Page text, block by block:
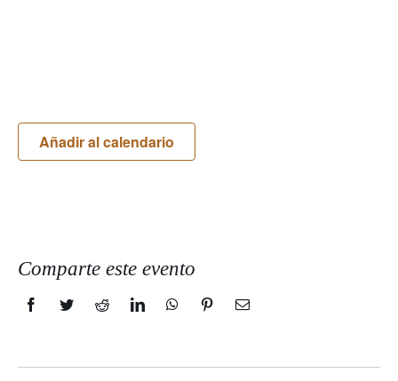
Añadir al calendario
Comparte este evento
FacebookTwitterRedditLinkedInWhatsAppPinterestCorreo